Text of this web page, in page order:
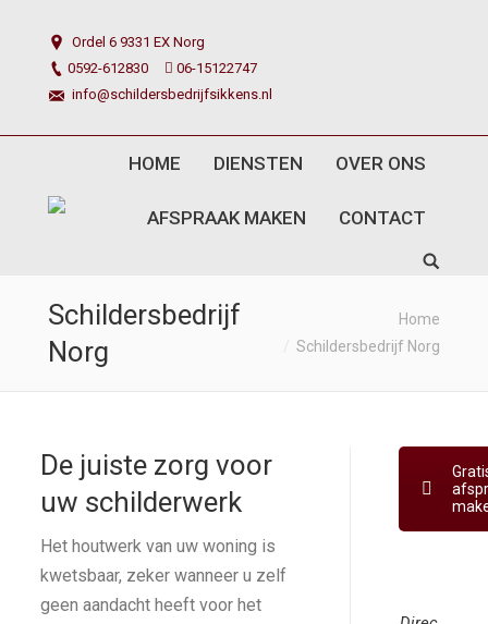
Ordel 6 9331 EX Norg
0592-612830
06-15122747
info@schildersbedrijfsikkens.nl
HOME DIENSTEN OVER ONS
AFSPRAAK MAKEN CONTACT
Schildersbedrijf
Norg
Home
Schildersbedrijf Norg
De juiste zorg voor
uw schilderwerk
Het houtwerk van uw woning is
kwetsbaar, zeker wanneer u zelf
geen aandacht heeft voor het